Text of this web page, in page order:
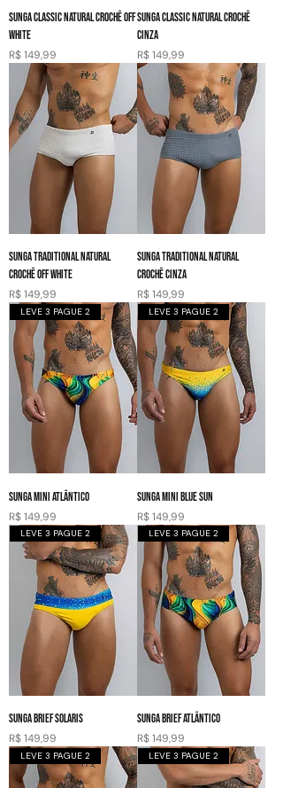
SUNGA CLASSIC NATURAL CROCHÊ OFF
WHITE
Preço
R$ 149,99
SUNGA CLASSIC NATURAL CROCHÊ
CINZA
Preço
R$ 149,99
SUNGA TRADITIONAL NATURAL
CROCHÊ OFF WHITE
Preço
R$ 149,99
SUNGA TRADITIONAL NATURAL
CROCHÊ CINZA
Preço
R$ 149,99
LEVE 3 PAGUE 2
SUNGA MINI ATLÂNTICO
Preço
R$ 149,99
LEVE 3 PAGUE 2
SUNGA MINI BLUE SUN
Preço
R$ 149,99
LEVE 3 PAGUE 2
SUNGA BRIEF SOLARIS
Preço
R$ 149,99
LEVE 3 PAGUE 2
SUNGA BRIEF ATLÂNTICO
Preço
R$ 149,99
LEVE 3 PAGUE 2 LEVE 3 PAGUE 2